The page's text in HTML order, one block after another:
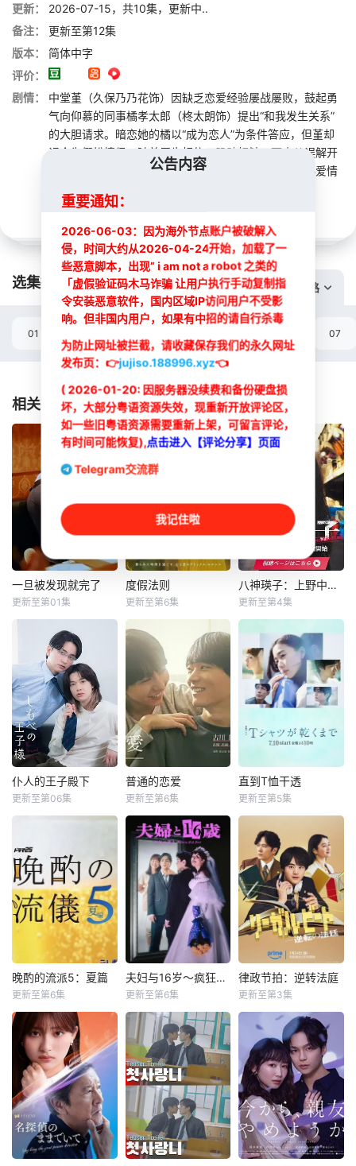
更新：
2026-07-15，共10集，更新中..
备注：
更新至第12集
版本：
简体中字
评价：
剧情：
中堂堇（久保乃乃花饰）因缺乏恋爱经验屡战屡败，鼓起勇
气向仰慕的同事橘孝太郎（柊太朗饰）提出“和我发生关系”
的大胆请求。暗恋她的橘以“成为恋人”为条件答应，但堇却
误会为假扮情侣。随着唇齿相依、肌肤相触，两人从误解开
始的关系逐渐演变为真心相爱，一段甜蜜又苦涩的成熟爱情
选集播放: 切换线路
选集
01 07
相关推荐
一旦被发现就完了
他们知道，一旦被
发现，一切都会结
束。 一对高中情侣
努力守护他们的秘
密恋情， 在嫉妒、
误解和被发现的恐
惧中
一旦被发现就完了
更新至第01集
度假法则
在美容诊所高
强度工作、身心俱
疲的星野绿（桥本
环奈 饰），因诊所
突然倒闭而失业。
在哥哥的建议下，
她来到已故祖母留
下的海边别墅，开
的“人生假期”。
在这里，她遇到
西上
度假法则
更新至第6集
八神瑛子：上野中央署组织犯罪对策课 八神瑛子：上野中央署组织犯罪对策课
更新至第4集
仆人的王子殿下
社长之子、文武双
全、校内站在金字
塔顶端的五藤直也
（小川饰），以及
每天被他使唤来使
唤去、身处底层阴
角的高明
仆人的王子殿下
更新至第06集
普通的恋爱
长野凌大
本作改编自同名漫
画，是一部以处于
上下级关系的文原
一良与东庆伊为中
心，讲述这两个笨
拙之人寻觅属于自
己幸福历程的爱情
故事。一良因过去
的心理创伤而避免
与他人深交，庆伊
生恋爱感情，过着
与恋爱无缘的生
活。身为社会人尊
敬一良的庆伊，以
电影这一共同爱好
为契机，开始与他
共度工作以外的时
间。庆伊本未意识
到关系会更进一
普通的恋爱
更新至第6集
直到T恤干透
40岁的杂志编辑咲
子（苍井优 饰）原
本深信自己拥有美
满的婚姻，但在卷
入一场事故后，她
意外发现丈夫在每
个月“第3个星期五”
都有一段完全对不
上号的神秘行踪。
于是，在看似美满
面对人性中真实而
扭曲的“不伦”。
直到T恤干透
更新至第5集
晚酌的流派5：夏篇
武田航平
辻凪子
本剧讲述的是不动
产公司营业员伊泽
美幸（栗山千明
饰）围绕“如何在一
天结束时把酒喝得
最美味”这一人生信
条，展开的日常奋
晚酌的流派5：夏篇
更新至第6集
夫妇与16岁～疯狂的邻居～
豆原一成
冈田结实
改编自ぱんぷきん
同名原作，故事以
在小公寓里过着新
婚生活的公司职
员・野村纮为中心
展开。在与妻子冴
吵架时，他与搬来
夫妇与16岁～疯狂的邻居～
更新至第6集
律政节拍：逆转法庭
本剧由原创剧
本打造，是一部法
律剧，讲述患有口
吃的新人律师，与
前辈律师及所长律
师一同拾起委托人
“无法说出口的声
音”，揭开被隐藏的
真相。 故事的
律政节拍：逆转法庭
更新至第3集
公告内容
重要通知：
2026-06-03：因为海外节点账户被破解入
侵，时间大约从2026-04-24开始，加载了一
些恶意脚本，出现” i am not a robot 之类的
「虚假验证码木马诈骗 让用户执行手动复制指
令安装恶意软件，国内区域IP访问用户不受影
响。但非国内用户，如果有中招的请自行杀毒
为防止网址被拦截，请收藏保存我们的永久网址
发布页： 👉jujiso.188996.xyz👈
( 2026-01-20: 因服务器没续费和备份硬盘损
坏，大部分粤语资源失效，现重新开放评论区，
如一些旧粤语资源需要重新上架，可留言评论，
有时间可能恢复),点击进入【评论分享】页面
Telegram交流群
我记住啦